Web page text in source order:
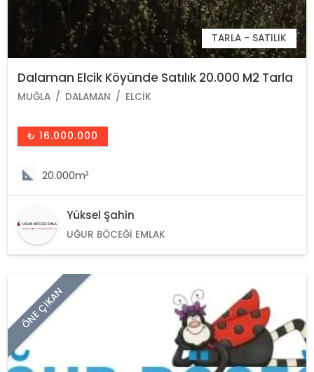
TARLA - SATILIK
Dalaman Elcik Köyünde Satılık 20.000 M2 Tarla
MUĞLA DALAMAN ELCIK
₺ 16.000.000
20.000m²
Yüksel Şahin
UĞUR BÖCEĞI EMLAK
ÖNE ÇIKAN